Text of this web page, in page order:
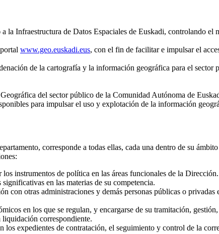
Infraestructura de Datos Espaciales de Euskadi, controlando el
www.geo.euskadi.eus, con el fin de facilitar e impulsar el
de la cartografía y la información geográfica para el sector
del sector público de la Comunidad Autónoma de
para impulsar el uso y explotación de la información
corresponde a todas ellas, cada una dentro de su
instrumentos de política en las áreas funcionales de la Dirección.
en las materias de su competencia.
otras administraciones y demás personas públicas o privadas
en los que se regulan, y encargarse de su tramitación,
liquidación correspondiente.
expedientes de contratación, el seguimiento y control de la